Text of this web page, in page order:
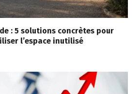
: 5 solutions concrètes pour
l’espace inutilisé